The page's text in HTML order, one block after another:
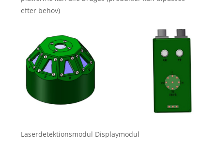
efter behov)
Laserdetektionsmodul Displaymodul